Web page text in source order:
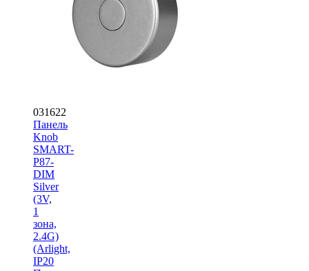
031622
Панель
Knob
SMART-
P87-
DIM
Silver
(3V,
1
зона,
2.4G)
(Arlight,
IP20